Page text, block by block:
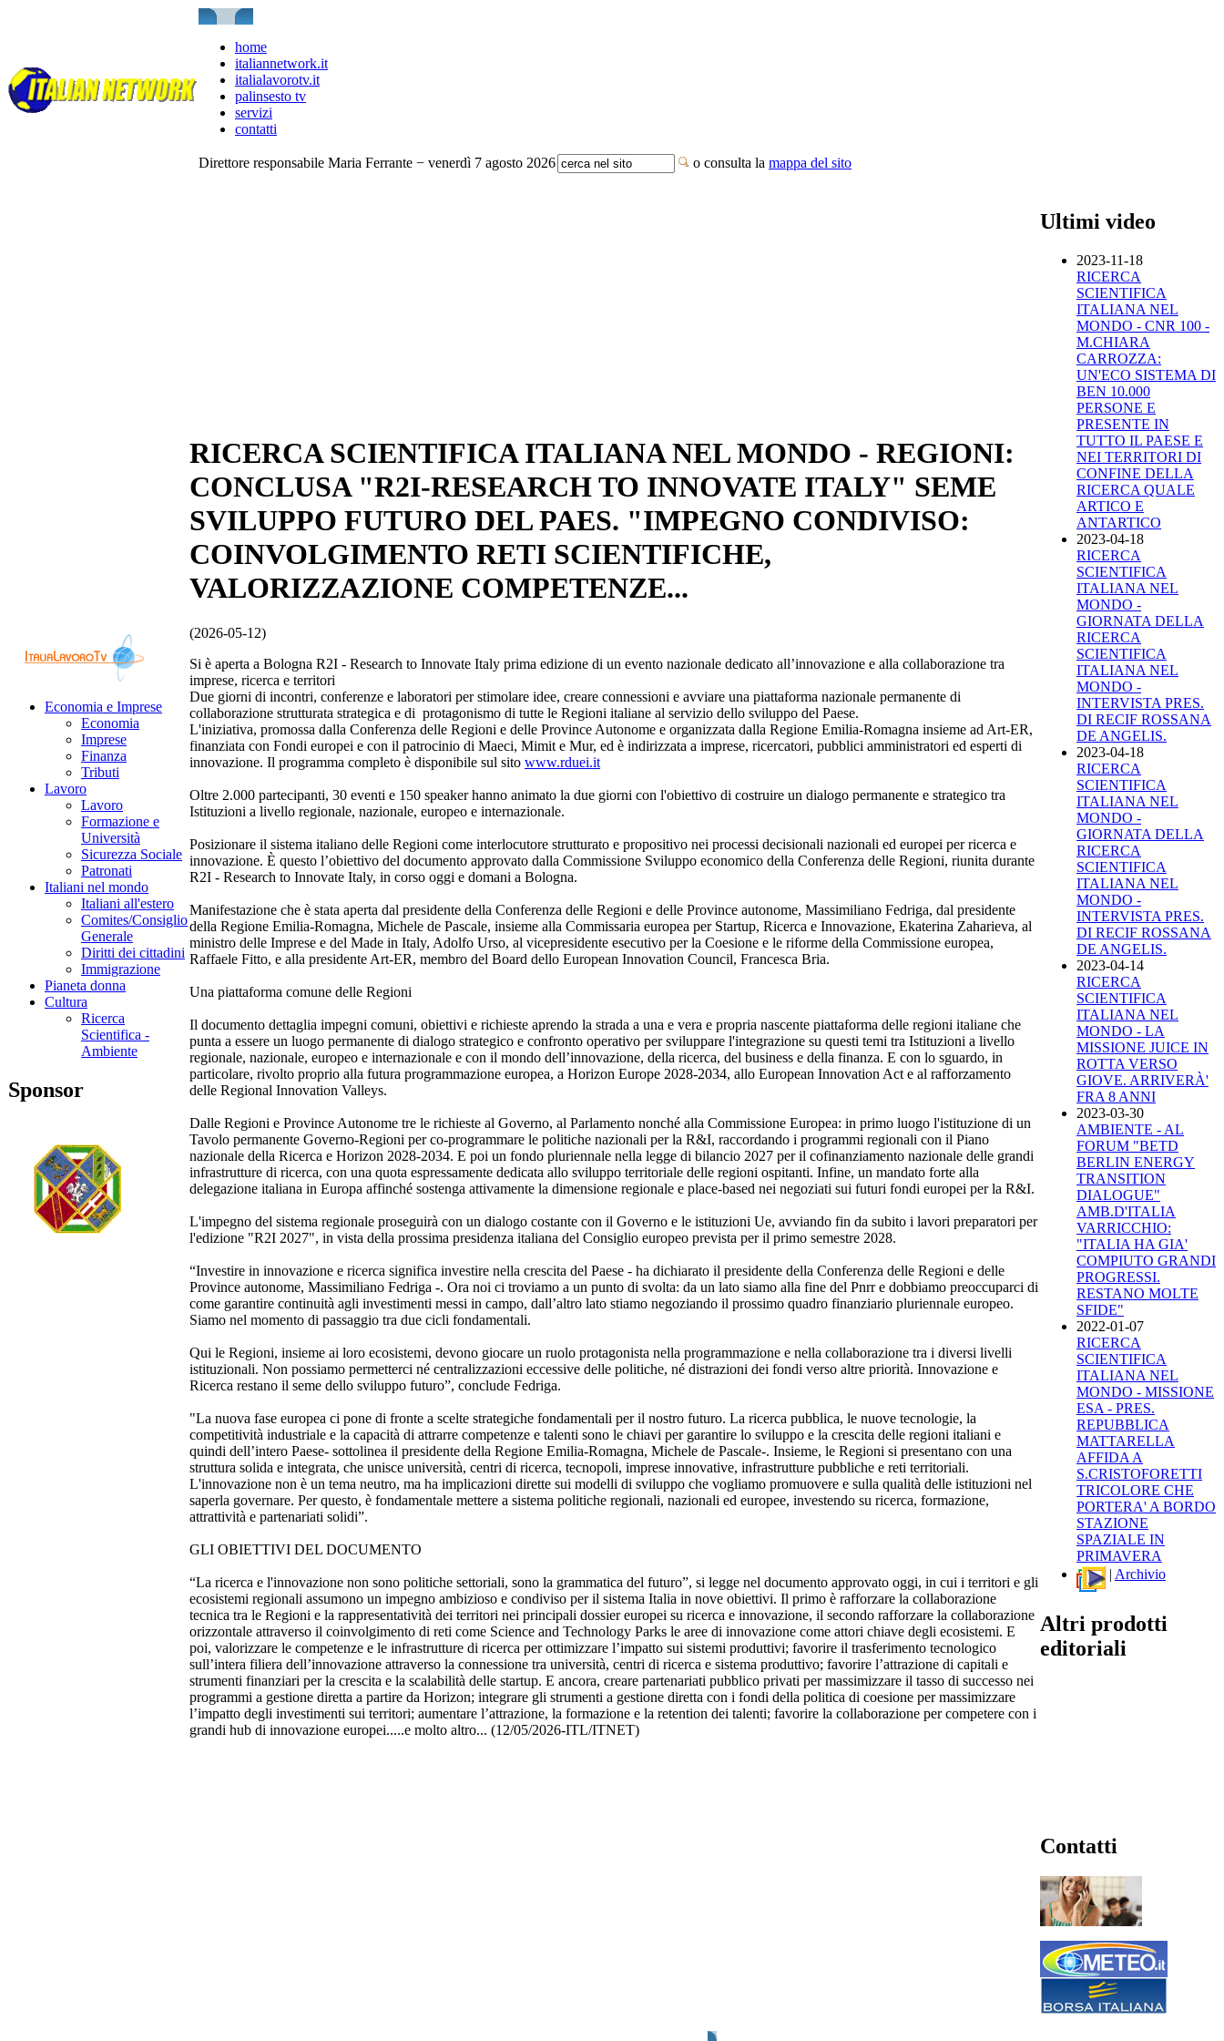
home
italiannetwork.it
italialavorotv.it
palinsesto tv
servizi
contatti
Direttore responsabile Maria Ferrante − venerdì 7 agosto 2026 o consulta la mappa del sito
Economia e Imprese
Economia
Imprese
Finanza
Tributi
Lavoro
Lavoro
Formazione e
Università
Sicurezza Sociale
Patronati
Italiani nel mondo
Italiani all'estero
Comites/Consiglio
Generale
Diritti dei cittadini
Immigrazione
Pianeta donna
Cultura
Ricerca
Scientifica -
Ambiente
Sponsor
RICERCA SCIENTIFICA ITALIANA NEL MONDO - REGIONI:
CONCLUSA "R2I-RESEARCH TO INNOVATE ITALY" SEME
SVILUPPO FUTURO DEL PAES. "IMPEGNO CONDIVISO:
COINVOLGIMENTO RETI SCIENTIFICHE,
VALORIZZAZIONE COMPETENZE...
(2026-05-12)
Si è aperta a Bologna R2I - Research to Innovate Italy prima edizione di un evento nazionale dedicato all’innovazione e alla collaborazione tra
imprese, ricerca e territori
Due giorni di incontri, conferenze e laboratori per stimolare idee, creare connessioni e avviare una piattaforma nazionale permanente di
collaborazione strutturata strategica e di protagonismo di tutte le Regioni italiane al servizio dello sviluppo del Paese.
L'iniziativa, promossa dalla Conferenza delle Regioni e delle Province Autonome e organizzata dalla Regione Emilia-Romagna insieme ad Art-ER,
finanziata con Fondi europei e con il patrocinio di Maeci, Mimit e Mur, ed è indirizzata a imprese, ricercatori, pubblici amministratori ed esperti di
innovazione. Il programma completo è disponibile sul sito www.rduei.it
Oltre 2.000 partecipanti, 30 eventi e 150 speaker hanno animato la due giorni con l'obiettivo di costruire un dialogo permanente e strategico tra
Istituzioni a livello regionale, nazionale, europeo e internazionale.
Posizionare il sistema italiano delle Regioni come interlocutore strutturato e propositivo nei processi decisionali nazionali ed europei per ricerca e
innovazione. È questo l’obiettivo del documento approvato dalla Commissione Sviluppo economico della Conferenza delle Regioni, riunita durante
R2I - Research to Innovate Italy, in corso oggi e domani a Bologna.
Manifestazione che è stata aperta dal presidente della Conferenza delle Regioni e delle Province autonome, Massimiliano Fedriga, dal presidente
della Regione Emilia-Romagna, Michele de Pascale, insieme alla Commissaria europea per Startup, Ricerca e Innovazione, Ekaterina Zaharieva, al
ministro delle Imprese e del Made in Italy, Adolfo Urso, al vicepresidente esecutivo per la Coesione e le riforme della Commissione europea,
Raffaele Fitto, e alla presidente Art-ER, membro del Board dello European Innovation Council, Francesca Bria.
Una piattaforma comune delle Regioni
Il documento dettaglia impegni comuni, obiettivi e richieste aprendo la strada a una e vera e propria nascente piattaforma delle regioni italiane che
punta a essere un luogo permanente di dialogo strategico e confronto operativo per sviluppare l'integrazione su questi temi tra Istituzioni a livello
regionale, nazionale, europeo e internazionale e con il mondo dell’innovazione, della ricerca, del business e della finanza. E con lo sguardo, in
particolare, rivolto proprio alla futura programmazione europea, a Horizon Europe 2028-2034, allo European Innovation Act e al rafforzamento
delle Regional Innovation Valleys.
Dalle Regioni e Province Autonome tre le richieste al Governo, al Parlamento nonché alla Commissione Europea: in primo luogo l'istituzione di un
Tavolo permanente Governo-Regioni per co-programmare le politiche nazionali per la R&I, raccordando i programmi regionali con il Piano
nazionale della Ricerca e Horizon 2028-2034. E poi un fondo pluriennale nella legge di bilancio 2027 per il cofinanziamento nazionale delle grandi
infrastrutture di ricerca, con una quota espressamente dedicata allo sviluppo territoriale delle regioni ospitanti. Infine, un mandato forte alla
delegazione italiana in Europa affinché sostenga attivamente la dimensione regionale e place-based nei negoziati sui futuri fondi europei per la R&I.
L'impegno del sistema regionale proseguirà con un dialogo costante con il Governo e le istituzioni Ue, avviando fin da subito i lavori preparatori per
l'edizione "R2I 2027", in vista della prossima presidenza italiana del Consiglio europeo prevista per il primo semestre 2028.
“Investire in innovazione e ricerca significa investire nella crescita del Paese - ha dichiarato il presidente della Conferenza delle Regioni e delle
Province autonome, Massimiliano Fedriga -. Ora noi ci troviamo a un punto di svolta: da un lato siamo alla fine del Pnrr e dobbiamo preoccuparci di
come garantire continuità agli investimenti messi in campo, dall’altro lato stiamo negoziando il prossimo quadro finanziario pluriennale europeo.
Siamo nel momento di passaggio tra due cicli fondamentali.
Qui le Regioni, insieme ai loro ecosistemi, devono giocare un ruolo protagonista nella programmazione e nella collaborazione tra i diversi livelli
istituzionali. Non possiamo permetterci né centralizzazioni eccessive delle politiche, né distrazioni dei fondi verso altre priorità. Innovazione e
Ricerca restano il seme dello sviluppo futuro”, conclude Fedriga.
"La nuova fase europea ci pone di fronte a scelte strategiche fondamentali per il nostro futuro. La ricerca pubblica, le nuove tecnologie, la
competitività industriale e la capacità di attrarre competenze e talenti sono le chiavi per garantire lo sviluppo e la crescita delle regioni italiani e
quindi dell’intero Paese- sottolinea il presidente della Regione Emilia-Romagna, Michele de Pascale-. Insieme, le Regioni si presentano con una
struttura solida e integrata, che unisce università, centri di ricerca, tecnopoli, imprese innovative, infrastrutture pubbliche e reti territoriali.
L'innovazione non è un tema neutro, ma ha implicazioni dirette sui modelli di sviluppo che vogliamo promuovere e sulla qualità delle istituzioni nel
saperla governare. Per questo, è fondamentale mettere a sistema politiche regionali, nazionali ed europee, investendo su ricerca, formazione,
attrattività e partenariati solidi”.
GLI OBIETTIVI DEL DOCUMENTO
“La ricerca e l'innovazione non sono politiche settoriali, sono la grammatica del futuro”, si legge nel documento approvato oggi, in cui i territori e gli
ecosistemi regionali assumono un impegno ambizioso e condiviso per il sistema Italia in nove obiettivi. Il primo è rafforzare la collaborazione
tecnica tra le Regioni e la rappresentatività dei territori nei principali dossier europei su ricerca e innovazione, il secondo rafforzare la collaborazione
orizzontale attraverso il coinvolgimento di reti come Science and Technology Parks le aree di innovazione come attori chiave degli ecosistemi. E
poi, valorizzare le competenze e le infrastrutture di ricerca per ottimizzare l’impatto sui sistemi produttivi; favorire il trasferimento tecnologico
sull’intera filiera dell’innovazione attraverso la connessione tra università, centri di ricerca e sistema produttivo; favorire l’attrazione di capitali e
strumenti finanziari per la crescita e la scalabilità delle startup. E ancora, creare partenariati pubblico privati per massimizzare il tasso di successo nei
programmi a gestione diretta a partire da Horizon; integrare gli strumenti a gestione diretta con i fondi della politica di coesione per massimizzare
l’impatto degli investimenti sui territori; aumentare l’attrazione, la formazione e la retention dei talenti; favorire la collaborazione per competere con i
grandi hub di innovazione europei.....e molto altro... (12/05/2026-ITL/ITNET)
Ultimi video
2023-11-18
RICERCA
SCIENTIFICA
ITALIANA NEL
MONDO - CNR 100 -
M.CHIARA
CARROZZA:
UN'ECO SISTEMA DI
BEN 10.000
PERSONE E
PRESENTE IN
TUTTO IL PAESE E
NEI TERRITORI DI
CONFINE DELLA
RICERCA QUALE
ARTICO E
ANTARTICO
2023-04-18
RICERCA
SCIENTIFICA
ITALIANA NEL
MONDO -
GIORNATA DELLA
RICERCA
SCIENTIFICA
ITALIANA NEL
MONDO -
INTERVISTA PRES.
DI RECIF ROSSANA
DE ANGELIS.
2023-04-18
RICERCA
SCIENTIFICA
ITALIANA NEL
MONDO -
GIORNATA DELLA
RICERCA
SCIENTIFICA
ITALIANA NEL
MONDO -
INTERVISTA PRES.
DI RECIF ROSSANA
DE ANGELIS.
2023-04-14
RICERCA
SCIENTIFICA
ITALIANA NEL
MONDO - LA
MISSIONE JUICE IN
ROTTA VERSO
GIOVE. ARRIVERÀ'
FRA 8 ANNI
2023-03-30
AMBIENTE - AL
FORUM "BETD
BERLIN ENERGY
TRANSITION
DIALOGUE"
AMB.D'ITALIA
VARRICCHIO:
"ITALIA HA GIA'
COMPIUTO GRANDI
PROGRESSI.
RESTANO MOLTE
SFIDE"
2022-01-07
RICERCA
SCIENTIFICA
ITALIANA NEL
MONDO - MISSIONE
ESA - PRES.
REPUBBLICA
MATTARELLA
AFFIDA A
S.CRISTOFORETTI
TRICOLORE CHE
PORTERA' A BORDO
STAZIONE
SPAZIALE IN
PRIMAVERA
| Archivio
Altri prodotti
editoriali
Contatti